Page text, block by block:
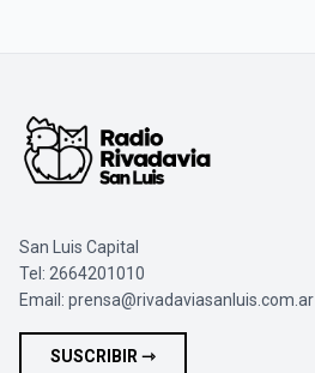
San Luis Capital
Tel: 2664201010
Email: prensa@rivadaviasanluis.com.ar
SUSCRIBIR ⇾